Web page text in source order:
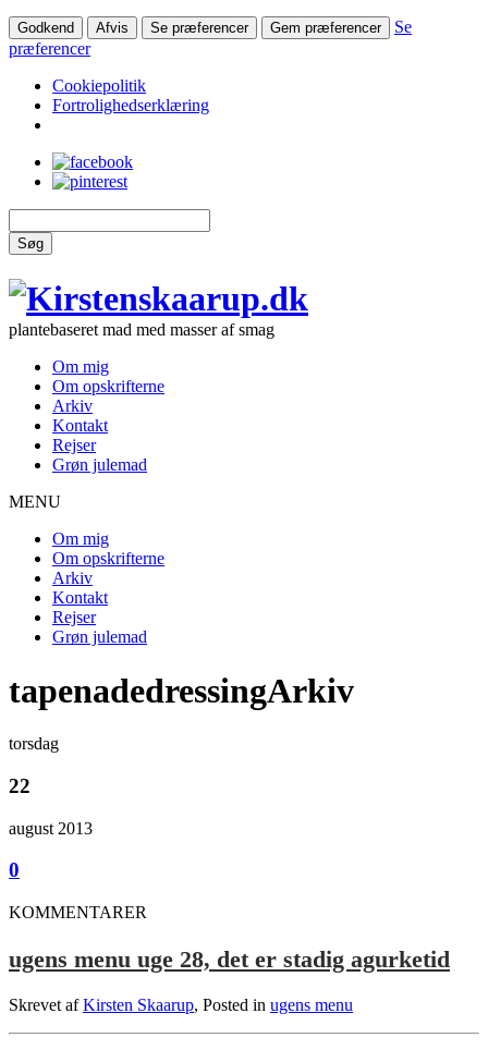
Godkend Afvis Se præferencer Gem præferencer
Se
præferencer
Cookiepolitik
Fortrolighedserklæring
Søg
plantebaseret mad med masser af smag
Om mig
Om opskrifterne
Arkiv
Kontakt
Rejser
Grøn julemad
MENU
Om mig
Om opskrifterne
Arkiv
Kontakt
Rejser
Grøn julemad
tapenadedressingArkiv
torsdag
22
august 2013
0
KOMMENTARER
ugens menu uge 28, det er stadig agurketid
Skrevet afKirsten Skaarup, Posted in ugens menu